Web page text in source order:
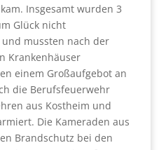
Insgesamt wurden 3
Glück nicht
mussten nach der
Krankenhäuser
einem Großaufgebot an
die Berufsfeuerwehr
aus Kostheim und
Die Kameraden aus
Brandschutz bei den